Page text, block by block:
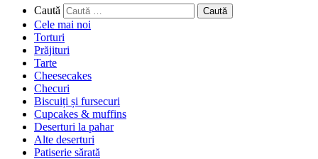
Caută
Cele mai noi
Torturi
Prăjituri
Tarte
Cheesecakes
Checuri
Biscuiți și fursecuri
Cupcakes & muffins
Deserturi la pahar
Alte deserturi
Patiserie sărată